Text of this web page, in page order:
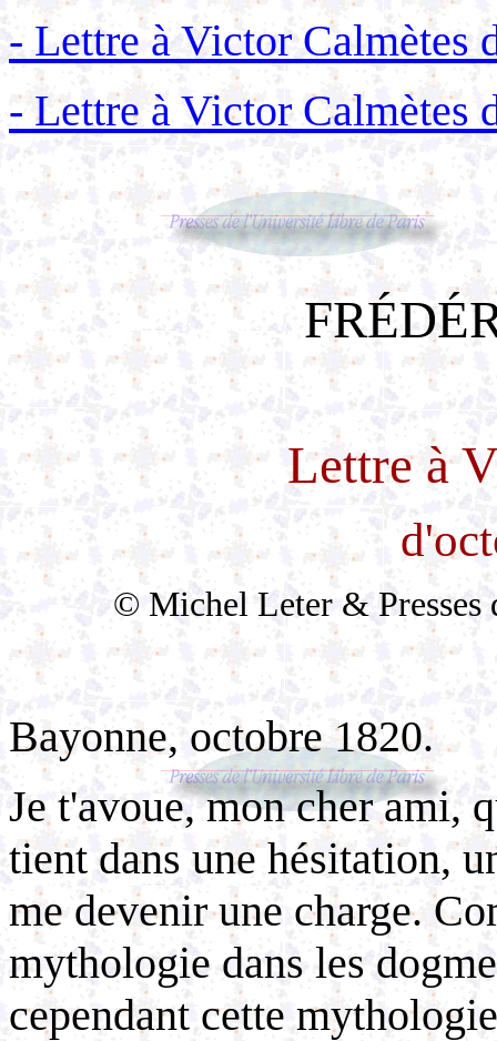
- Lettre à Victor Calmètes
- Lettre à Victor Calmètes
Lettre à
© Michel Leter & Presses
Bayonne, octobre 1820.
Je t'avoue, mon cher ami,
tient dans une hésitation,
me devenir une charge.
mythologie dans les
cependant cette